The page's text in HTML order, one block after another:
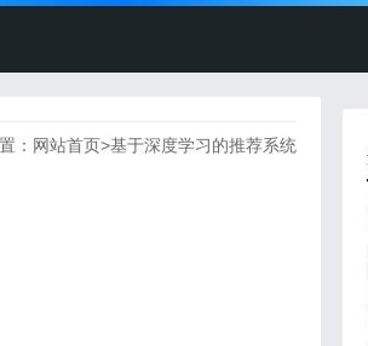
： 网站首页>基于深度学习的推荐系统